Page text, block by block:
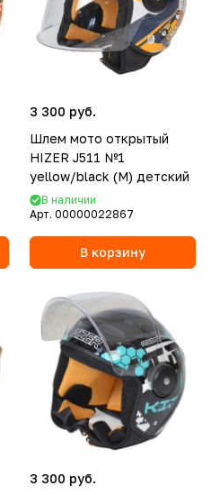
3 300 руб.
Шлем мото открытый
HIZER J511 №1
yellow/black (M) детский
В наличии
Арт. 00000022867
В корзину
3 300 руб.